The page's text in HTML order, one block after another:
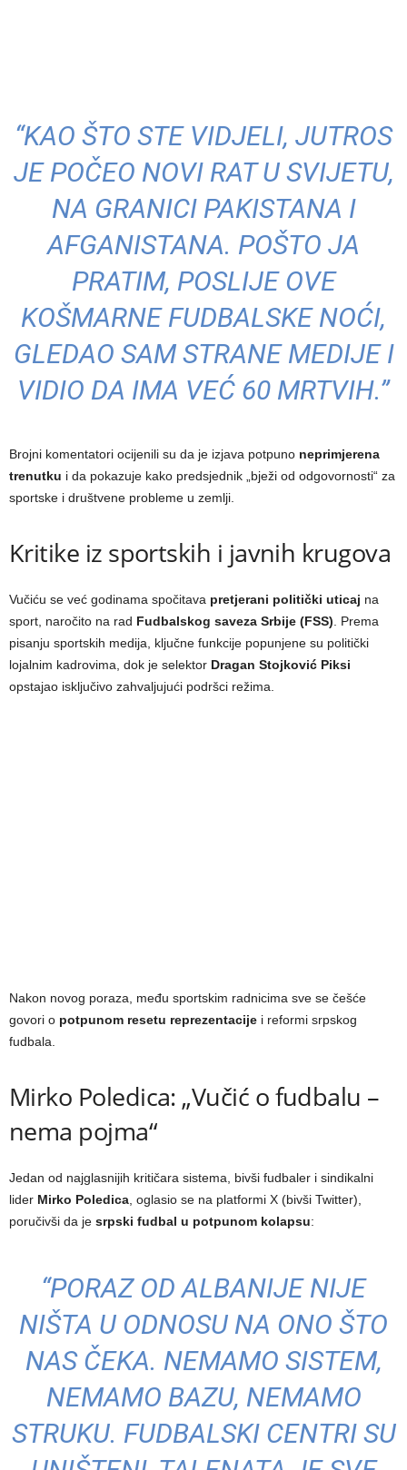
“KAO ŠTO STE VIDJELI, JUTROS
JE POČEO NOVI RAT U SVIJETU,
NA GRANICI PAKISTANA I
AFGANISTANA. POŠTO JA
PRATIM, POSLIJE OVE
KOŠMARNE FUDBALSKE NOĆI,
GLEDAO SAM STRANE MEDIJE I
VIDIO DA IMA VEĆ 60 MRTVIH.”
Brojni komentatori ocijenili su da je izjava potpuno neprimjerena
trenutku i da pokazuje kako predsjednik „bježi od odgovornosti“ za
sportske i društvene probleme u zemlji.
Kritike iz sportskih i javnih krugova
Vučiću se već godinama spočitava pretjerani politički uticaj na
sport, naročito na rad Fudbalskog saveza Srbije (FSS) . Prema
pisanju sportskih medija, ključne funkcije popunjene su politički
lojalnim kadrovima, dok je selektor Dragan Stojković Piksi
opstajao isključivo zahvaljujući podršci režima.
Nakon novog poraza, među sportskim radnicima sve se češće
govori o potpunom resetu reprezentacije i reformi srpskog
fudbala.
Mirko Poledica: „Vučić o fudbalu –
nema pojma“
Jedan od najglasnijih kritičara sistema, bivši fudbaler i sindikalni
lider Mirko Poledica , oglasio se na platformi X (bivši Twitter),
poručivši da je srpski fudbal u potpunom kolapsu:
“PORAZ OD ALBANIJE NIJE
NIŠTA U ODNOSU NA ONO ŠTO
NAS ČEKA. NEMAMO SISTEM,
NEMAMO BAZU, NEMAMO
STRUKU. FUDBALSKI CENTRI SU